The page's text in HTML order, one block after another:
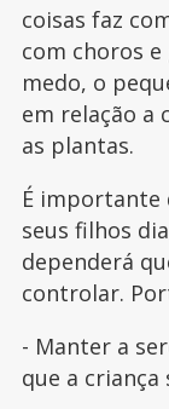
coisas faz
com choros
medo, o
em relação a
as plantas.
É importante
seus filhos
dependerá
controlar.
- Manter a
que a criança